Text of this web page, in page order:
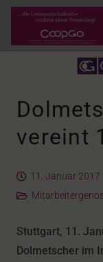
vereint
11. Januar 2017
Stuttgart, 11.
Dolmetscher im